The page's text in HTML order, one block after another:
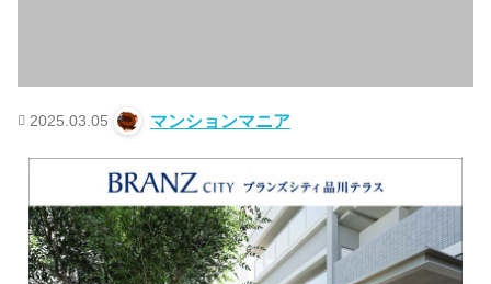
2025.03.05 マンションマニア